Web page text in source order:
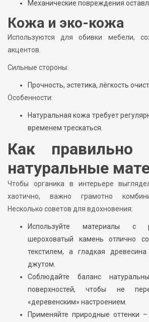
Механические повреждения
Кожа и эко-кожа
Используются для обивки мебели,
акцентов.
Сильные стороны:
Прочность, эстетика, лёгкость
Особенности:
Натуральная кожа требует
временем трескаться.
Как правильно
натуральные
Чтобы органика в интерьере
хаотично, важно грамотно
Несколько советов для вдохновения:
Используйте материалы с
шероховатый камень отлично
текстилем, а гладкая
джутом.
Соблюдайте баланс
поверхностей, чтобы не
«деревенским» настроением.
Применяйте природные оттенки